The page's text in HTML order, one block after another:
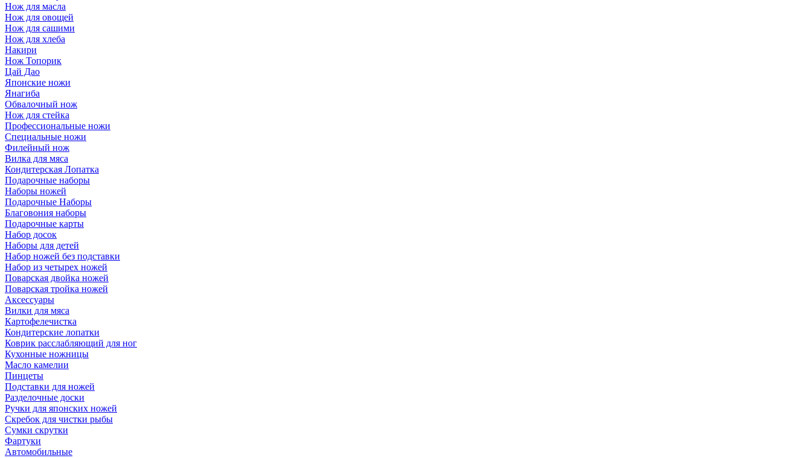
Нож для масла
Нож для овощей
Нож для сашими
Нож для хлеба
Накири
Нож Топорик
Цай Дао
Японские ножи
Янагиба
Обвалочный нож
Нож для стейка
Профессиональные ножи
Специальные ножи
Филейный нож
Вилка для мяса
Кондитерская Лопатка
Подарочные наборы
Наборы ножей
Подарочные Наборы
Благовония наборы
Подарочные карты
Набор досок
Наборы для детей
Набор ножей без подставки
Набор из четырех ножей
Поварская двойка ножей
Поварская тройка ножей
Аксессуары
Вилки для мяса
Картофелечистка
Кондитерские лопатки
Коврик расслабляющий для ног
Кухонные ножницы
Масло камелии
Пинцеты
Подставки для ножей
Разделочные доски
Ручки для японских ножей
Скребок для чистки рыбы
Сумки скрутки
Фартуки
Автомобильные